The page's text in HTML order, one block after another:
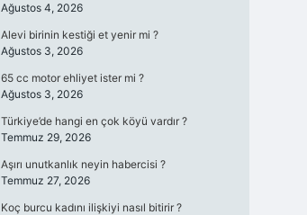
Ağustos 4, 2026
Alevi birinin kestiği et yenir mi ?
Ağustos 3, 2026
65 cc motor ehliyet ister mi ?
Ağustos 3, 2026
Türkiye’de hangi en çok köyü vardır ?
Temmuz 29, 2026
Aşırı unutkanlık neyin habercisi ?
Temmuz 27, 2026
Koç burcu kadını ilişkiyi nasıl bitirir ?